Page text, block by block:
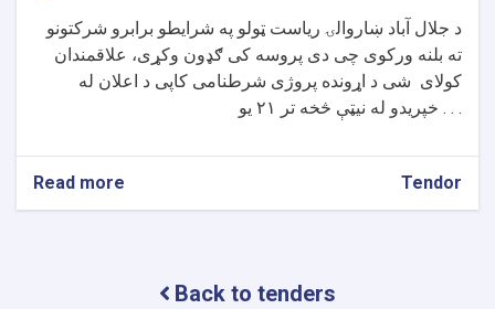
اعلان
د جلال آباد ښاروالۍ ریاست ټولو په شرایطو برابرو شرکتونو
ته بلنه ورکوی چی دی پروسه کی ګډون وکړی، علاقمندان
کولای شی د اړونده پروژی شرطنامی کاپی د اعلان له
خپریدو له نیټې څخه تر ۲۱ یو . . .
Read more
د
Tendor
Back to tenders